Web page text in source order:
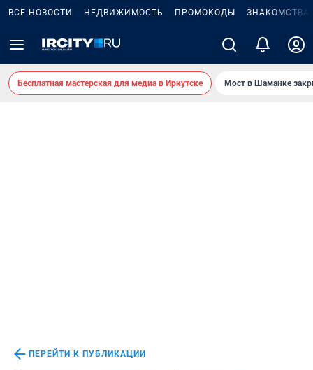
ВСЕ НОВОСТИ НЕДВИЖИМОСТЬ ПРОМОКОДЫ ЗНАКОМСТВА
Бесплатная мастерская для медиа в Иркутске Мост в Шаманке
ПЕРЕЙТИ К ПУБЛИКАЦИИ